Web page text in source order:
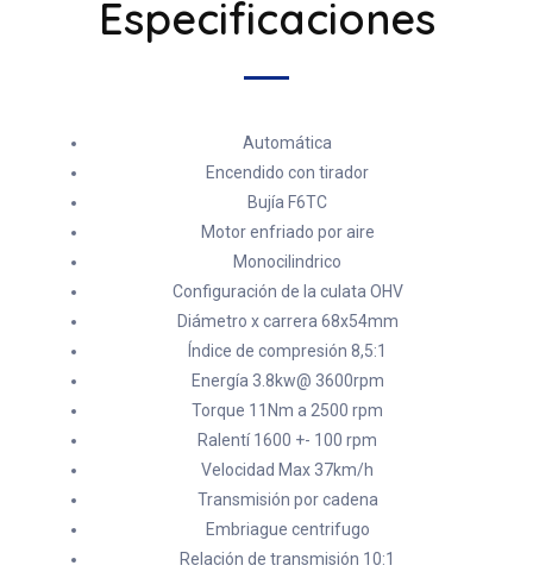
Especificaciones
Automática
Encendido con tirador
Bujía F6TC
Motor enfriado por aire
Monocilindrico
Configuración de la culata OHV
Diámetro x carrera 68x54mm
Índice de compresión 8,5:1
Energía 3.8kw@ 3600rpm
Torque 11Nm a 2500 rpm
Ralentí 1600 +- 100 rpm
Velocidad Max 37km/h
Transmisión por cadena
Embriague centrifugo
Relación de transmisión 10:1